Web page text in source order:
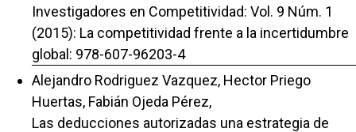
Investigadores en Competitividad: Vol. 9 Núm. 1
(2015): La competitividad frente a la incertidumbre
global: 978-607-96203-4
Alejandro Rodriguez Vazquez, Hector Priego
Huertas, Fabián Ojeda Pérez,
Las deducciones autorizadas una estrategia de